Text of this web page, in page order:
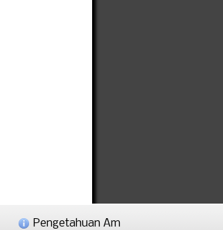
Pengetahuan Am